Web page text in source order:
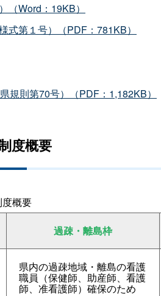
（Word：19KB）
式第１号）（PDF：781KB）
規則第70号）（PDF：1,182KB）
度概要
概要
過疎・離島枠
県内の過疎地域・離島の看護
職員（保健師、助産師、看護
師、准看護師）確保のため